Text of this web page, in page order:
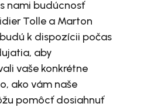
nami budúcnosť
Tolle a Marton
k dispozícii počas
aby
vaše konkrétne
ako vám naše
pomôcť dosiahnuť